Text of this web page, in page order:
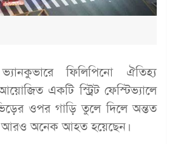
ফিলিপিনো ঐতিহ্য
একটি স্ট্রিট ফেস্টিভ্যালে
ওপর গাড়ি তুলে দিলে অন্তত
অনেক আহত হয়েছেন।